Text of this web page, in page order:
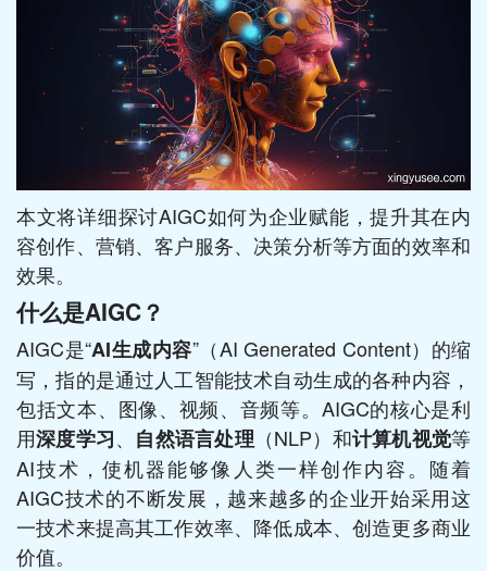
本文将详细探讨AIGC如何为企业赋能，提升其在内
容创作、营销、客户服务、决策分析等方面的效率和
效果。
什么是AIGC？
AIGC是“AI生成内容”（AI Generated Content）的缩
写，指的是通过人工智能技术自动生成的各种内容，
包括文本、图像、视频、音频等。AIGC的核心是利
用深度学习、 自然语言处理 （NLP）和计算机视觉等
AI技术，使机器能够像人类一样创作内容。随着
AIGC技术的不断发展，越来越多的企业开始采用这
一技术来提高其工作效率、降低成本、创造更多商业
价值。